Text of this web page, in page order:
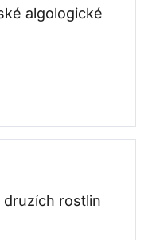
algologické
druzích rostlin